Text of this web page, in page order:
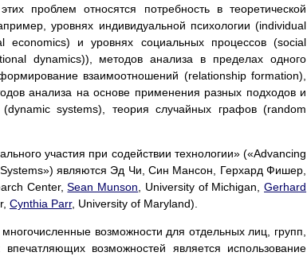
проблем относятся потребность в теоретической
уровнях индивидуальной психологии (individual
economics) и уровнях социальных процессов (social
dynamics)), методов анализа в пределах одного
взаимоотношений (relationship formation),
анализа на основе применения разных подходов и
systems), теория случайных графов (random
участия при содействии технологии» («Advancing
являются Эд Чи, Син Мансон, Герхард Фишер,
Center,Sean Munson , University of Michigan,Gerhard
Cynthia Parr, University of Maryland).
возможности для отдельных лиц, групп,
возможностей является использование